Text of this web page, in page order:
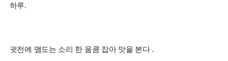
하루.
귓전에 맴도는 소리 한 움큼 잡아 맛을 본다 .